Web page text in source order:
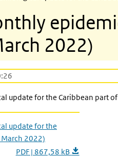
2022)
update for the Caribbean part
update for the
2022)
PDF | 867,58 kB